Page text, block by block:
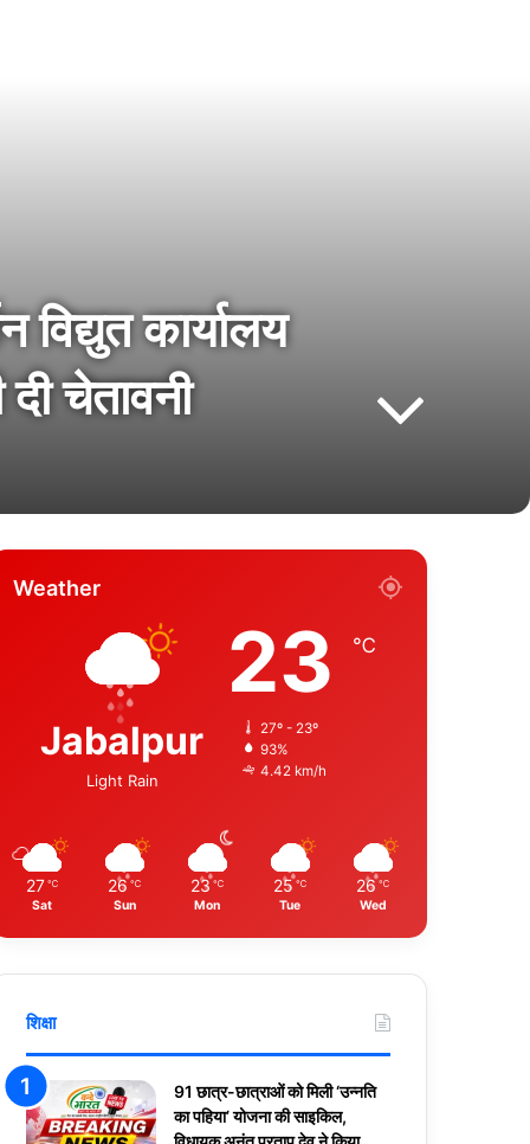
कार्यालय
चेतावनी
Weather
Jabalpur
Light Rain
23 ℃
27º - 23º
93%
4.42 km/h
27 ℃
Sat
26 ℃
Sun
23 ℃
Mon
25 ℃
Tue
26 ℃
Wed
शिक्षा
91 छात्र-छात्राओं को मिली ‘उन्नति
का पहिया’ योजना की साइकिल,